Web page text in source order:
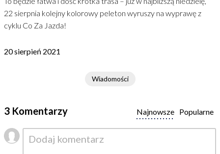
22 sierpnia kolejny kolorowy peleton wyruszy na wyprawę z
cyklu Co Za Jazda!
20 sierpień 2021
Wiadomości
3 Komentarzy Popularne
Najnowsze